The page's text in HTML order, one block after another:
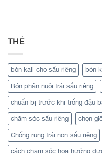
THẺ
bón kali cho sầu riêng bón
Bón phân nuôi trái sầu riêng
chuẩn bị trước khi trồng đậu
chăm sóc sầu riêng chọn
Chống rụng trái non sầu riêng
cách chăm sóc hoa hướng